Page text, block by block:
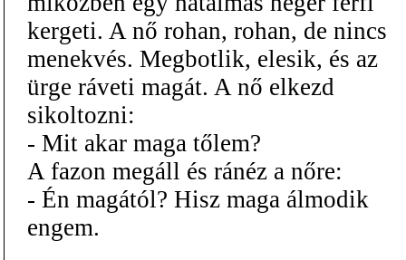
kergeti. A nő rohan, rohan, de nincs
menekvés. Megbotlik, elesik, és az
ürge ráveti magát. A nő elkezd
sikoltozni:
- Mit akar maga tőlem?
A fazon megáll és ránéz a nőre:
- Én magától? Hisz maga álmodik
engem.